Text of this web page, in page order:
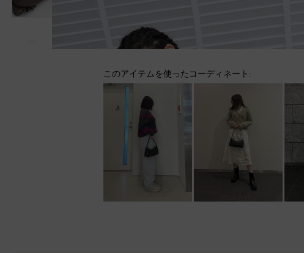
このアイテムを使ったコーディネート: